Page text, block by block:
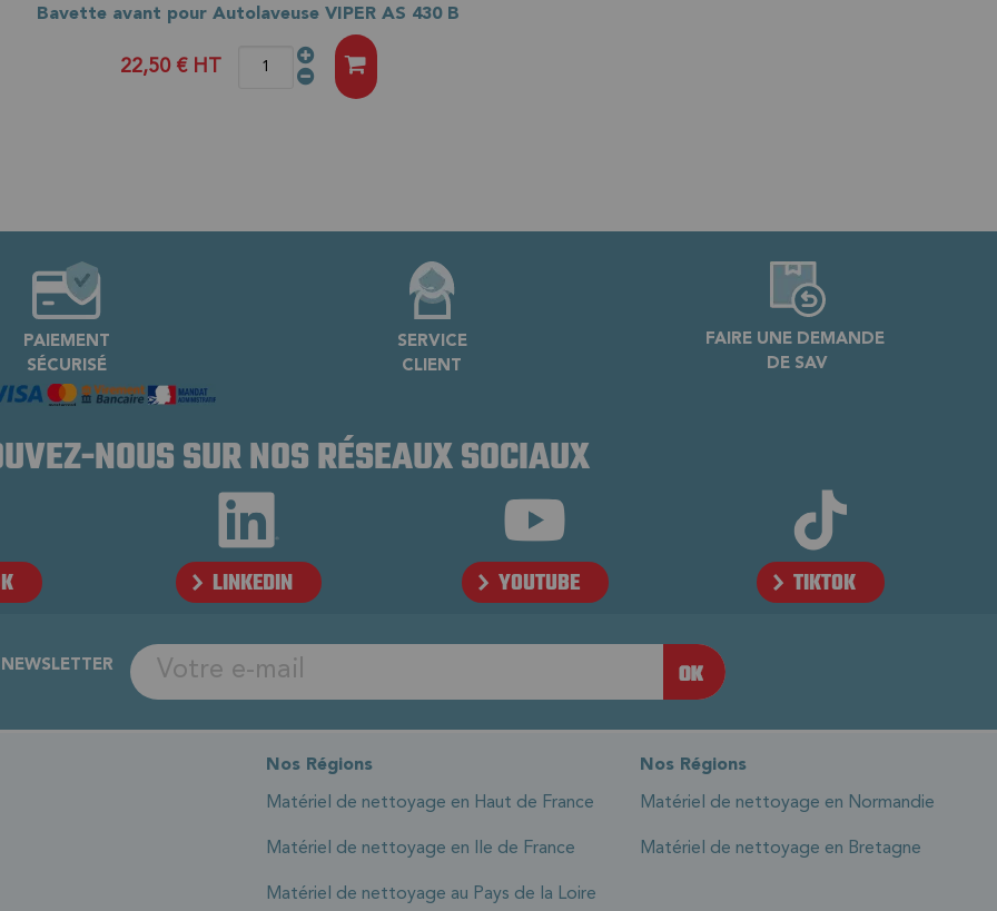
Bavette avant pour Autolaveuse VIPER AS 430 B
22,50 € HT
PAIEMENT
SÉCURISÉ
SERVICE
CLIENT
FAIRE UNE DEMANDE
DE SAV
NOUS SUR NOS RÉSEAUX SOCIAUX
LINKEDIN YOUTUBE TIKTOK
Nos Régions
Matériel de nettoyage en Haut de France
Matériel de nettoyage en Ile de France
Matériel de nettoyage au Pays de la Loire
Nos Régions
Matériel de nettoyage en Normandie
Matériel de nettoyage en Bretagne